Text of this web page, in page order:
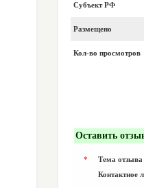
Субъект РФ
Размещено
Кол-во просмотров
Оставить
*
Тема отзыва
Контактное